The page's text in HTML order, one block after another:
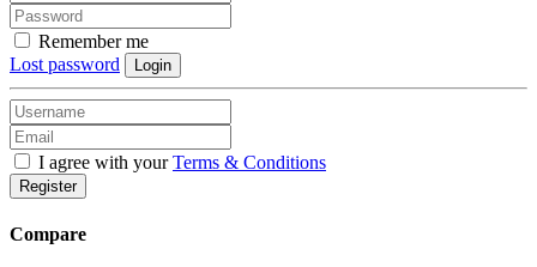
Remember me
Lost password
Login
I agree with yourTerms & Conditions
Register
Compare